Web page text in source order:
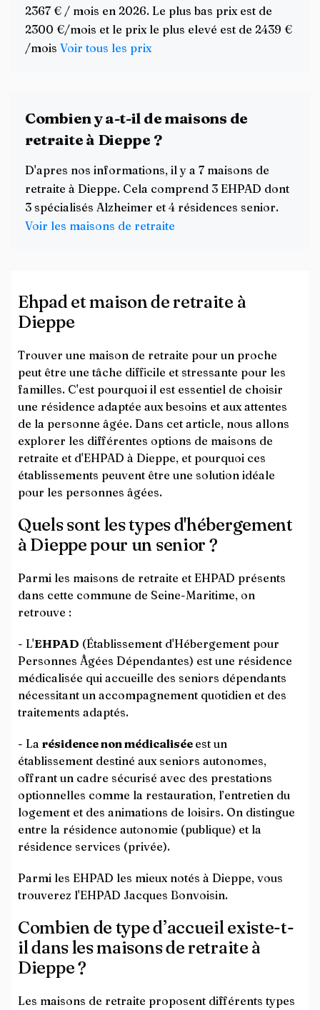
2367 € / mois en 2026. Le plus bas prix est de
2300 €/mois et le prix le plus elevé est de 2439 €
/mois Voir tous les prix
Combien y a-t-il de maisons de
retraite à Dieppe ?
D'apres nos informations, il y a 7 maisons de
retraite à Dieppe. Cela comprend 3 EHPAD dont
3 spécialisés Alzheimer et 4 résidences senior.
Voir les maisons de retraite
Ehpad et maison de retraite à
Dieppe
Trouver une maison de retraite pour un proche
peut être une tâche difficile et stressante pour les
familles. C'est pourquoi il est essentiel de choisir
une résidence adaptée aux besoins et aux attentes
de la personne âgée. Dans cet article, nous allons
explorer les différentes options de maisons de
retraite et d'EHPAD à Dieppe, et pourquoi ces
établissements peuvent être une solution idéale
pour les personnes âgées.
Quels sont les types d'hébergement
à Dieppe pour un senior ?
Parmi les maisons de retraite et EHPAD présents
dans cette commune de Seine-Maritime, on
retrouve :
- L'EHPAD (Établissement d'Hébergement pour
Personnes Âgées Dépendantes) est une résidence
médicalisée qui accueille des seniors dépendants
nécessitant un accompagnement quotidien et des
traitements adaptés.
- La résidence non médicalisée est un
établissement destiné aux seniors autonomes,
offrant un cadre sécurisé avec des prestations
optionnelles comme la restauration, l’entretien du
logement et des animations de loisirs. On distingue
entre la résidence autonomie (publique) et la
résidence services (privée).
Parmi les EHPAD les mieux notés à Dieppe, vous
trouverez l'EHPAD Jacques Bonvoisin.
Combien de type d’accueil existe-t-
il dans les maisons de retraite à
Dieppe ?
Les maisons de retraite proposent différents types